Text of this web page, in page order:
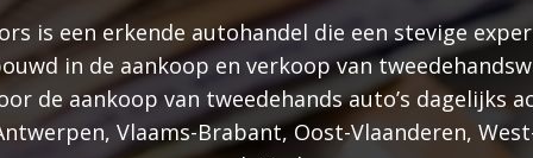
is een erkende autohandel die een stevige
in de aankoop en verkoop van
de aankoop van tweedehands auto’s dagelijks
Vlaams-Brabant, Oost-Vlaanderen,